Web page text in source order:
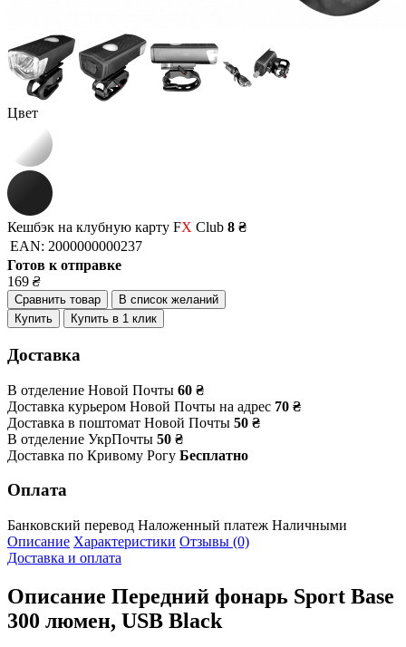
Цвет
Кешбэк на клубную карту FX Club 8 ₴
EAN: 2000000000237
Готов к отправке
169 ₴
Сравнить товар
В список желаний
Купить
Купить в 1 клик
Доставка
В отделение Новой Почты 60 ₴
Доставка курьером Новой Почты на адрес 70 ₴
Доставка в поштомат Новой Почты 50 ₴
В отделение УкрПочты 50 ₴
Доставка по Кривому Рогу Бесплатно
Оплата
Банковский перевод Наложенный платеж Наличными
Описание Характеристики Отзывы (0)
Доставка и оплата
Описание Передний фонарь Sport Base
300 люмен, USB Black